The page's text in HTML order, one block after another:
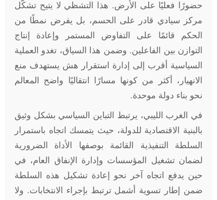
حضورًا فعليًا على الأرض. هذا التشظي لا يتيح تشكّل
مركز سيادي قادر على الحسم، بل يفرض نمطًا من
الحكم قائمًا على التفاوض المستمر وإعادة إنتاج
التوازن بين الفاعلين. وضمن هذا السياق، تغدو العملية
السياسية أقرب إلى إدارة استقرار هش يستهدف منع
الانهيار، أكثر من كونها مسارًا انتقاليًا واضح المعالم
نحو بناء دولة موحدة.
في الغرب الليبي، يرتبط التباين السياسي بشكل وثيق
بالبنية الاقتصادية للدولة، حيث يتمسك اتجاه باستمرار
السلطة التنفيذية القائمة بوصفها الأداة الضرورية
لضمان تشغيل المؤسسات وإدارة الإنفاق العام، في
حين يدفع اتجاه آخر نحو إعادة تشكيل هذه السلطة
ضمن إطار تسوية أشمل ترتبط بإجراء الانتخابات. ولا